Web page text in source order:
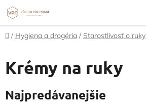
Prejsť
na
obsah
Domov
/ Hygiena a drogéria / Starostlivosť o ruky
Krémy na ruky
Najpredávanejšie